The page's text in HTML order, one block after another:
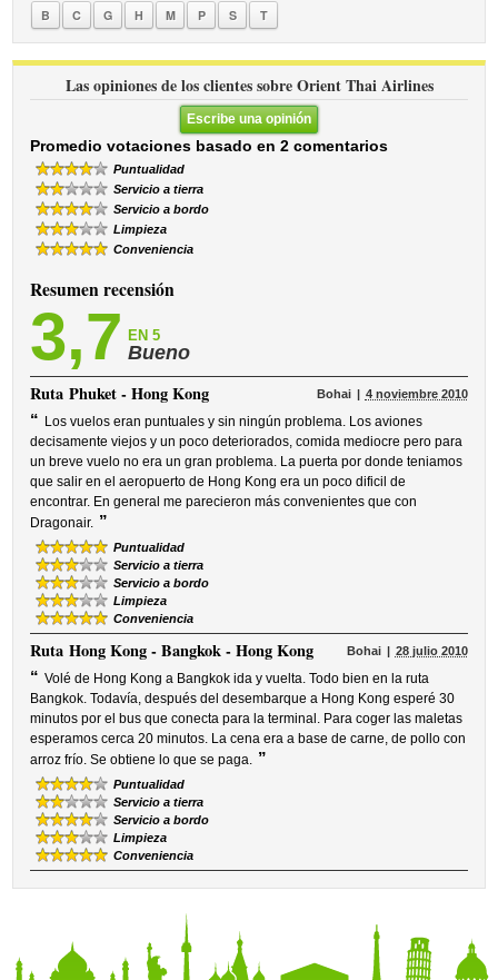
B C G H M P S T
Las opiniones de los clientes sobre Orient Thai Airlines
Escribe una opinión
Promedio votaciones basado en 2 comentarios
Puntualidad
Servicio a tierra
Servicio a bordo
Limpieza
Conveniencia
Resumen recensión
3,7 EN 5
Bueno
RutaPhuket - Hong Kong Bohai 4 noviembre 2010
“ Los vuelos eran puntuales y sin ningún problema. Los aviones
decisamente viejos y un poco deteriorados, comida mediocre pero para
un breve vuelo no era un gran problema. La puerta por donde teniamos
que salir en el aeropuerto de Hong Kong era un poco dificil de
encontrar. En general me parecieron más convenientes que con
Dragonair. ”
Puntualidad
Servicio a tierra
Servicio a bordo
Limpieza
Conveniencia
RutaHong Kong - Bangkok - Hong Kong Bohai 28 julio 2010
“ Volé de Hong Kong a Bangkok ida y vuelta. Todo bien en la ruta
Bangkok. Todavía, después del desembarque a Hong Kong esperé 30
minutos por el bus que conecta para la terminal. Para coger las maletas
esperamos cerca 20 minutos. La cena era a base de carne, de pollo con
arroz frío. Se obtiene lo que se paga. ”
Puntualidad
Servicio a tierra
Servicio a bordo
Limpieza
Conveniencia